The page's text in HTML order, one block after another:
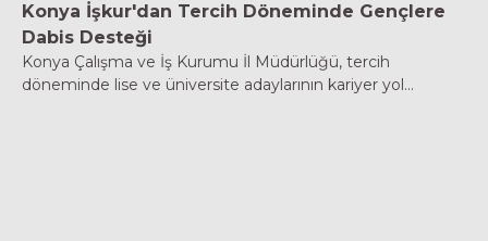
Konya İşkur'dan Tercih Döneminde Gençlere
Dabis Desteği
Konya Çalışma ve İş Kurumu İl Müdürlüğü, tercih
döneminde lise ve üniversite adaylarının kariyer yol...